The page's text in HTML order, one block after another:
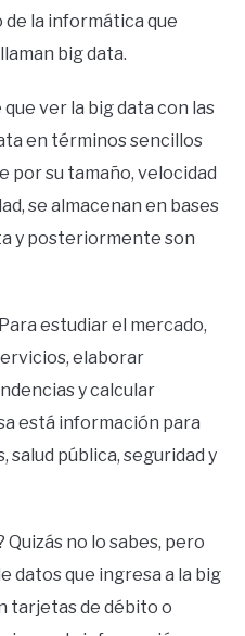
de la informática que
big data.
ver la big data con las
en términos sencillos
por su tamaño, velocidad
se almacenan en bases
y posteriormente son
estudiar el mercado,
elaborar
y calcular
está información para
pública, seguridad y
Quizás no lo sabes, pero
datos que ingresa a la big
tarjetas de débito o